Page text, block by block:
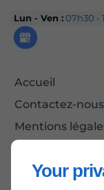
Your
Lun - Ven :07h30 -
Accueil
Contactez-nous
Mentions